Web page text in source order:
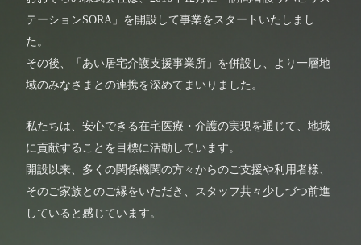
テーションSORA」を開設して事業をスタートいたしまし
た。
その後、「あい居宅介護支援事業所」を併設し、より一層地
域のみなさまとの連携を深めてまいりました。
私たちは、安心できる在宅医療・介護の実現を通じて、地域
に貢献することを目標に活動しています。
開設以来、多くの関係機関の方々からのご支援や利用者様、
そのご家族とのご縁をいただき、スタッフ共々少しづつ前進
していると感じています。